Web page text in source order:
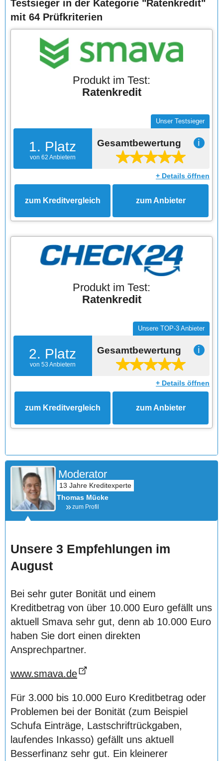
Testsieger in der Kategorie "Ratenkredit"
mit 64 Prüfkriterien
Produkt im Test:
Ratenkredit
1. Platz
von 62 Anbietern
Unser Testsieger
Gesamtbewertung ℹ
+ Details öffnen
zum Kreditvergleich zum Anbieter
Produkt im Test:
Ratenkredit
2. Platz
von 53 Anbietern
Unsere TOP-3 Anbieter
Gesamtbewertung ℹ
+ Details öffnen
zum Kreditvergleich zum Anbieter
Moderator
Thomas Mücke
zum Profil
Unsere 3 Empfehlungen im
August
Bei sehr guter Bonität und einem
Kreditbetrag von über 10.000 Euro gefällt uns
aktuell Smava sehr gut, denn ab 10.000 Euro
haben Sie dort einen direkten
Ansprechpartner.
www.smava.de
Für 3.000 bis 10.000 Euro Kreditbetrag oder
Problemen bei der Bonität (zum Beispiel
Schufa Einträge, Lastschriftrückgaben,
laufendes Inkasso) gefällt uns aktuell
Besserfinanz sehr gut. Ein kleinerer